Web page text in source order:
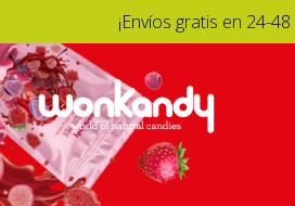
¡Envíos gratis en 24-